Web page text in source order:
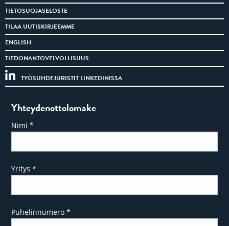
TIETOSUOJASELOSTE
TILAA UUTISKIRJEEMME
ENGLISH
TIEDONANTOVELVOLLISUUS
TYÖSUHDEJURISTIT LINKEDINISSA
Yhteydenottolomake
Nimi*
Yritys*
Puhelinnumero*